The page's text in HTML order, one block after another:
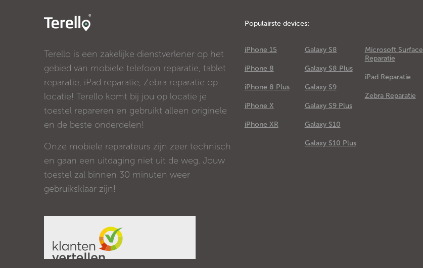
Terello is een zakelijke dienstverlener op het
gebied van mobiele telefoon reparatie, tablet
reparatie, iPad reparatie, Zebra reparatie op
locatie! Terello komt bij jou op locatie je
toestel repareren en gebruikt alleen originele
en de beste onderdelen!
Onze mobiele reparateurs zijn zeer technisch
en gaan een uitdaging niet uit de weg. Jouw
toestel zal binnen 30 minuten weer
gebruiksklaar zijn!
Populairste devices:
iPhone 15
iPhone 8
iPhone 8 Plus
iPhone X
iPhone XR
Galaxy S8
Galaxy S8 Plus
Galaxy S9
Galaxy S9 Plus
Galaxy S10
Galaxy S10 Plus
Microsoft Surface
Reparatie
iPad Reparatie
Zebra Reparatie